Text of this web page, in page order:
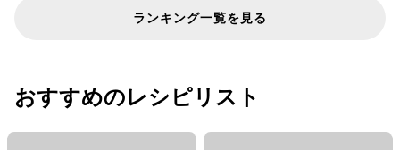
ランキング一覧を見る
おすすめのレシピリスト